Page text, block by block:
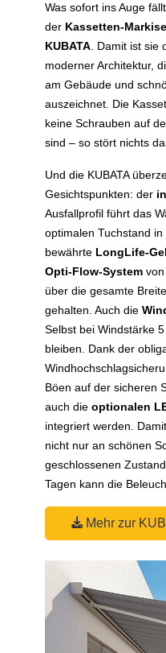
Was sofort ins Auge
der Kassetten-
KUBATA . Damit ist
moderner Architektur,
am Gebäude und
auszeichnet. Die
keine Schrauben auf
sind – so stört nichts
Und die KUBATA
Gesichtspunkten: der
Ausfallprofil führt das
optimalen Tuchstand
bewährte LongLife-
Opti-Flow-System
über die gesamte
gehalten. Auch die
Selbst bei Windstärke
bleiben. Dank der
Böen auf der sicheren
auch die optionalen
integriert werden.
nicht nur an schönen
geschlossenen
Tagen kann die
Mehr zur